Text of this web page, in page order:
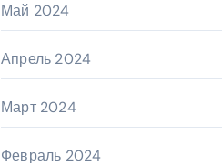
Май 2024
Апрель 2024
Март 2024
Февраль 2024